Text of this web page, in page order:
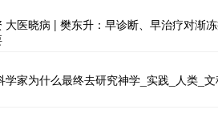
大医晓病 | 樊东升：早诊断、早治疗对渐
学家为什么最终去研究神学_实践_人类_